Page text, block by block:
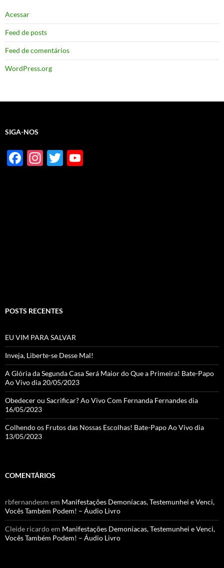
Acessar
Feed de posts
Feed de comentários
WordPress.org
SIGA-NOS
F
In T
el
POSTS RECENTES
EU VIM PARA SALVAR
Inveja, Liberte-se Desse Mal!
A Glória da Segunda Casa Será Maior do Que a Primeira! Bate-Papo
Ao Vivo dia 20/05/2023
Obedecer ou Sacrificar? Ao Vivo Com Fernanda Fernandes dia
16/05/2023
Colhendo os Frutos das Nossas Escolhas! Bate-Papo Ao Vivo dia
13/05/2023
COMENTÁRIOS
rbfernandesm em Manifestações Demoníacas, Testemunhei e Venci,
Vocês Também Podem! – Áudio Livro
Cleide ricardoem Manifestações Demoníacas, Testemunhei e Venci,
Vocês Também Podem! – Áudio Livro